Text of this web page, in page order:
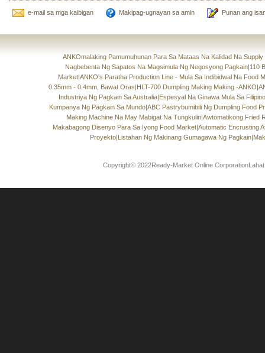
e-mail sa mga kaibigan Makipag-ugnayan sa amin Punan ang
ANKOmalaking Pamumuhunan Para Sa Mataas Na Kalidad Na
Nagbebenta Ng Sapatos Na Magsimula Ng Negosyong Pagkain|110
Market|ANKO's Paratha Production Line - Mula Sa Indibidwal Na Food
0.35mm - 0.4mm, Bawat Oras|HLT-700 Dumpling Making Making -ANKO|
Industriya Ng Pagkain Sa Australia|Espesyal Na Ginawa Mula Sa
Kumpanya Ng Pagkain Sa Mundo|ABC Pastrybumibili Ng Dumpling Food
Making Machine Na May Mabigat Na Tungkulin|Awtomatikong Fried
Makabagong Disenyo Para Sa Iyong Food Market|Automatic Encrusting
Proyekto|Listahan Ng Makinang Gumagawa Ng Pagkain|
Copyright© 2022Ready-Market Online